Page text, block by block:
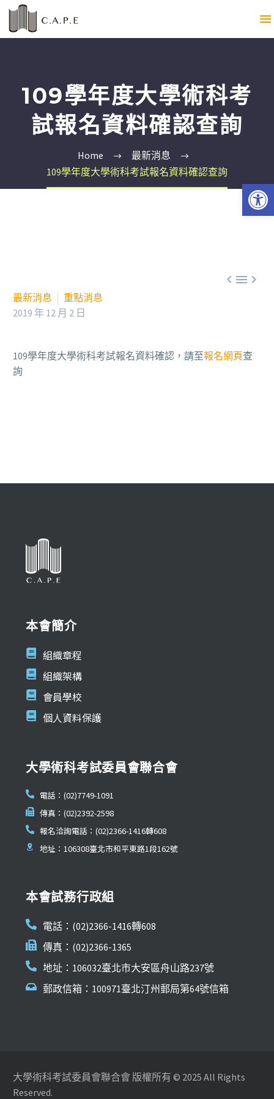
109學年度大學術科考
試報名資料確認查詢
Home
最新消息
109學年度大學術科考試報名資料確認查詢

最新消息
重點消息
2019 年 12 月 2 日
109學年度大學術科考試報名資料確認，請至報名網頁查
詢
本會簡介
組織章程
組織架構
會員學校
個人資料保護
大學術科考試委員會聯合會
電話：(02)7749-1091
傳真：(02)2392-2598
報名洽詢電話：(02)2366-1416轉608
地址：106308臺北市和平東路1段162號
本會試務行政組
電話：(02)2366-1416轉608
傳真：(02)2366-1365
地址：106032臺北市大安區舟山路237號
郵政信箱：100971臺北汀州郵局第64號信箱
大學術科考試委員會聯合會 版權所有 © 2025 All Rights
Reserved.